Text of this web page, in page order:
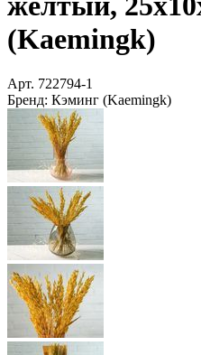
(Kaemingk)
Арт. 722794-1
Бренд: Кэминг (Kaemingk)